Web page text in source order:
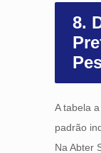
8.
A tabela
padrão
Na Abter